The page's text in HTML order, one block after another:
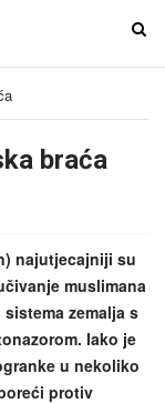
T
i
g
a
t
i
braća
najutjecajniji su
muslimana
zemalja s
Iako je
u nekoliko
protiv